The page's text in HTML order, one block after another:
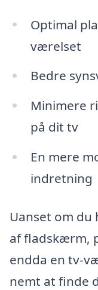
Optimal
værelset
Bedre
Minimere
på dit tv
En mere
indretning
Uanset om
af fladskærm,
endda en tv-
nemt at finde